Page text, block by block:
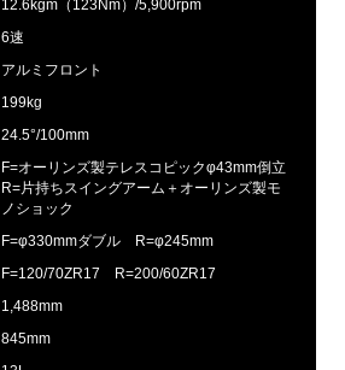
12.6kgm（123Nm）/5,900rpm
6速
アルミフロント
199kg
24.5°/100mm
F=オーリンズ製テレスコピックφ43mm倒立
R=片持ちスイングアーム＋オーリンズ製モ
ノショック
F=φ330mmダブル R=φ245mm
F=120/70ZR17 R=200/60ZR17
1,488mm
845mm